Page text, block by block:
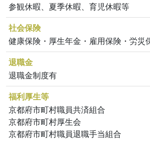
参観休暇、夏季休暇、育児休暇等
社会保険
健康保険・厚生年金・雇用保険・労災
退職金
退職金制度有
福利厚生等
京都府市町村職員共済組合
京都府市町村厚生会
京都府市町村職員退職手当組合